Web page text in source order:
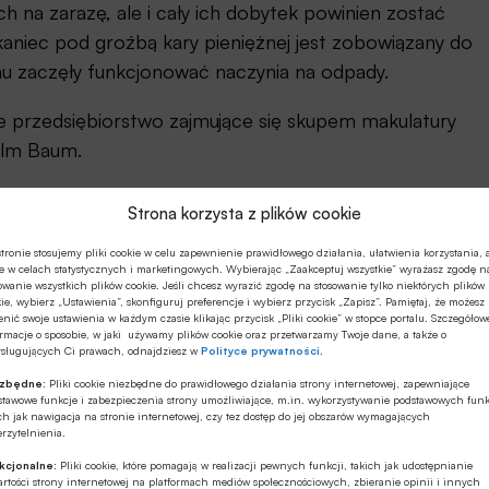
Strona korzysta z plików cookie
stosujemy pliki cookie w celu zapewnienie prawidłowego działania, ułatwienia korzystania, a
w celach statystycznych i marketingowych. Wybierając „Zaakceptuj wszystkie” wyrażasz zgodę
wszystkich plików cookie. Jeśli chcesz wyrazić zgodę na stosowanie tylko niektórych plików
wybierz „Ustawienia”, skonfiguruj preferencje i wybierz przycisk „Zapisz”. Pamiętaj, że możesz
swoje ustawienia w każdym czasie klikając przycisk „Pliki cookie” w stopce portalu.
o sposobie, w jaki używamy plików cookie oraz przetwarzamy Twoje dane, a także o
Ci prawach, odnajdziesz wPolityce prywatności
Pliki cookie niezbędne do prawidłowego działania strony internetowej, zapewniające
funkcje i zabezpieczenia strony umożliwiające, m.in. wykorzystywanie podstawowych
jak nawigacja na stronie internetowej, czy tez dostęp do jej obszarów wymagających
Pliki cookie, które pomagają w realizacji pewnych funkcji, takich jak udostępnianie
strony internetowej na platformach mediów społecznościowych, zbieranie opinii i innych
na zarazę, ale i cały ich dobytek powinien zostać
pod groźbą kary pieniężnej jest zobowiązany do
funkcjonować naczynia na odpady.
zajmujące się skupem makulatury
Baum.
w życie edykt, który pod karą urzędową
włókienniczych, skrawków skór, makulatury,
się do wyrobu kleju.
połowie XIX wieku. W tym czasie Louis Pasteur i
oni, że istnieje ścisła zależność między ich